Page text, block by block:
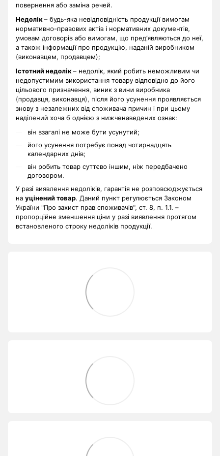
повернення або заміна речей.
Недолік– будь-яка невідповідність продукції вимогам
нормативно-правових актів і нормативних документів,
умовам договорів або вимогам, що пред’являються до неї,
а також інформації про продукцію, наданій виробником
(виконавцем, продавцем);
Істотний недолік– недолік, який робить неможливим чи
недопустимим використання товару відповідно до його
цільового призначення, виник з вини виробника
(продавця, виконавця), після його усунення проявляється
знову з незалежних від споживача причин і при цьому
наділений хоча б однією з нижченаведених ознак:
він взагалі не може бути усунутий;
його усунення потребує понад чотирнадцять
календарних днів;
він робить товар суттєво іншим, ніж передбачено
договором.
У разі виявлення недоліків, гарантія не розповсюджується
на уцінений товар. Даний пункт регулюється Законом
України "Про захист прав споживачів", ст. 8, п. 1.1. –
пропорційне зменшення ціни у разі виявлення протягом
встановленого строку недоліків продукції.